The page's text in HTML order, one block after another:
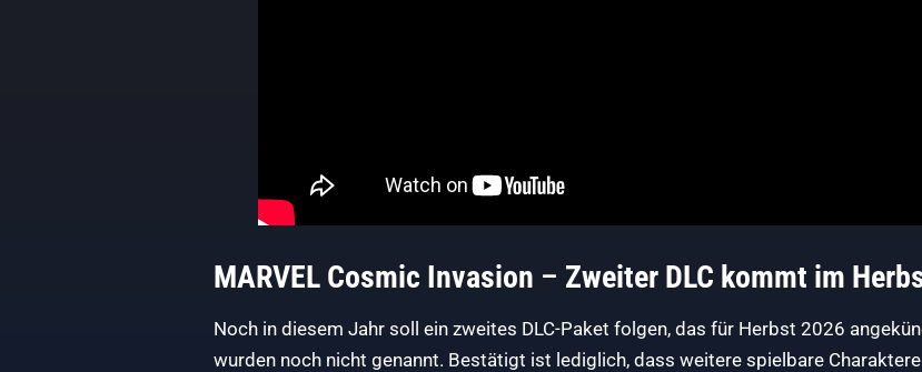
MARVEL Cosmic Invasion – Zweiter DLC kommt im
Noch in diesem Jahr soll ein zweites DLC-Paket folgen, das für Herbst 2026
wurden noch nicht genannt. Bestätigt ist lediglich, dass weitere spielbare